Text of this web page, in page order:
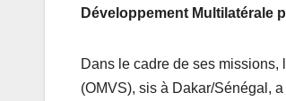
Développement Multilatérale
Dans le cadre de ses missions,
(OMVS), sis à Dakar/Sénégal,